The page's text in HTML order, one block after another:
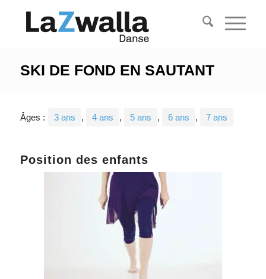
SKI DE FOND EN SAUTANT
Âges : 3 ans , 4 ans , 5 ans , 6 ans , 7 ans
Position des enfants